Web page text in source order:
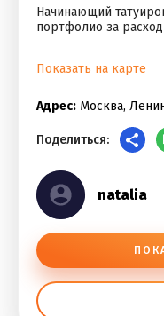
Начинающий
портфолио за
Показать на карте
Адрес: Москва,
Поделиться:
natalia